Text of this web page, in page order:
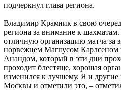
подчеркнул глава региона.
Владимир Крамник в свою
региона за внимание к
отличную организацию матча за
норвежцем Магнусом
Анандом, который в эти дни
проходит блестяще, хорошая
изменился к лучшему. Я и
Москвы и отметили это, –